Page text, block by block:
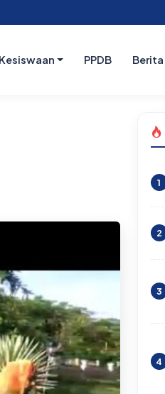
Kesiswaan PPDB Berita
1
2
3
4